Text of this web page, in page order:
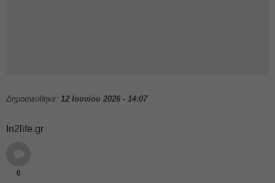
Δημοσιεύθηκε: 12 Ιουνίου 2026 - 14:07
In2life.gr
0